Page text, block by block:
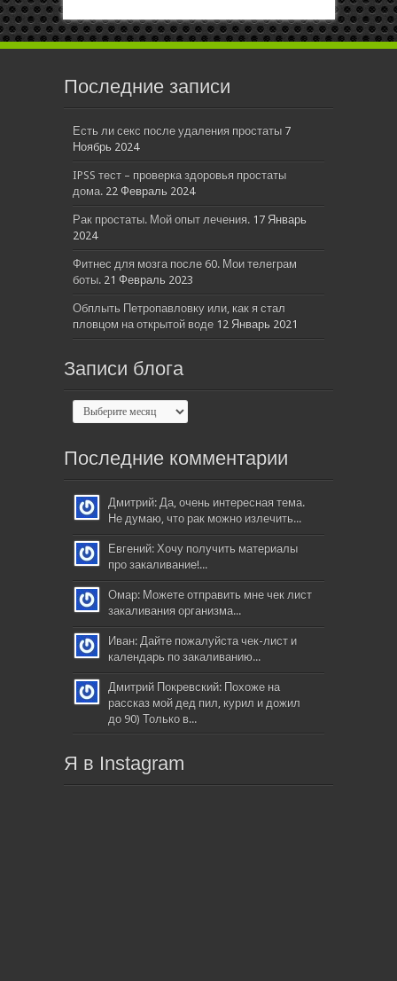
Последние записи
Есть ли секс после удаления простаты 7
Ноябрь 2024
IPSS тест – проверка здоровья простаты
дома. 22 Февраль 2024
Рак простаты. Мой опыт лечения. 17 Январь
2024
Фитнес для мозга после 60. Мои телеграм
боты. 21 Февраль 2023
Обплыть Петропавловку или, как я стал
пловцом на открытой воде 12 Январь 2021
Записи блога
Последние комментарии
Дмитрий: Да, очень интересная тема.
Не думаю, что рак можно излечить...
Евгений: Хочу получить материалы
про закаливание!...
Омар: Можете отправить мне чек лист
закаливания организма...
Иван: Дайте пожалуйста чек-лист и
календарь по закаливанию...
Дмитрий Покревский: Похоже на
рассказ мой дед пил, курил и дожил
до 90) Только в...
Я в Instagram